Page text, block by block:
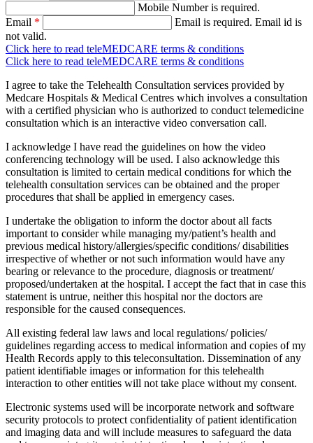
Mobile Number is required.
Email * Email is required. Email id is
not valid.
Click here to read teleMEDCARE terms & conditions
Click here to read teleMEDCARE terms & conditions
I agree to take the Telehealth Consultation services provided by
Medcare Hospitals & Medical Centres which involves a consultation
with a certified physician who is authorized to conduct telemedicine
consultation which is an interactive video conversation call.
I acknowledge I have read the guidelines on how the video
conferencing technology will be used. I also acknowledge this
consultation is limited to certain medical conditions for which the
telehealth consultation services can be obtained and the proper
procedures that shall be applied in emergency cases.
I undertake the obligation to inform the doctor about all facts
important to consider while managing my/patient’s health and
previous medical history/allergies/specific conditions/ disabilities
irrespective of whether or not such information would have any
bearing or relevance to the procedure, diagnosis or treatment/
proposed/undertaken at the hospital. I accept the fact that in case this
statement is untrue, neither this hospital nor the doctors are
responsible for the caused consequences.
All existing federal law laws and local regulations/ policies/
guidelines regarding access to medical information and copies of my
Health Records apply to this teleconsultation. Dissemination of any
patient identifiable images or information for this telehealth
interaction to other entities will not take place without my consent.
Electronic systems used will be incorporate network and software
security protocols to protect confidentiality of patient identification
and imaging data and will include measures to safeguard the data